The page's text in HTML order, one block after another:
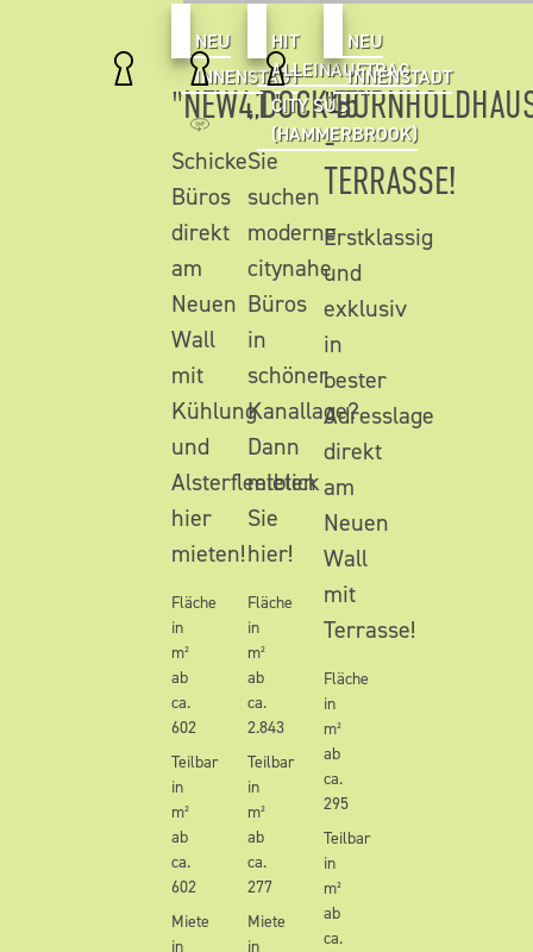
NEU
INNENSTADT
"NEW41"
Schicke
Büros
direkt
am
Neuen
Wall
mit
Kühlung
und
Alsterfleetblick
hier
mieten!
Fläche
in
m²
ab
ca.
602
Teilbar
in
m²
ab
ca.
602
Miete
in
HIT
ALLEINAUFTRAG
CITY SÜD
(HAMMERBROOK)
„DOCK45”
Sie
suchen
moderne
citynahe
Büros
in
schöner
Kanallage?
Dann
mieten
Sie
hier!
Fläche
in
m²
ab
ca.
2.843
Teilbar
in
m²
ab
ca.
277
Miete
in
NEU
INNENSTADT
-
TERRASSE!
Erstklassig
und
exklusiv
in
bester
Adresslage
direkt
am
Neuen
Wall
mit
Terrasse!
Fläche
in
m²
ab
ca.
295
Teilbar
in
m²
ab
ca.